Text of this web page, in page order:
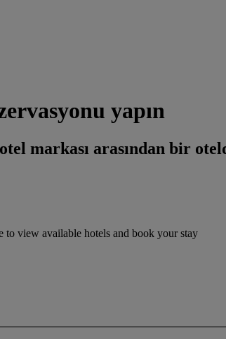
yapın
markası arasından bir
to view available hotels and book your stay